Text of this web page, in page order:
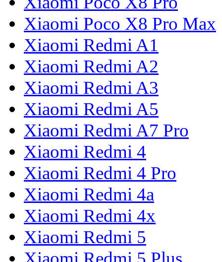
Xiaomi Poco X8 Pro Max
Xiaomi Redmi A1
Xiaomi Redmi A2
Xiaomi Redmi A3
Xiaomi Redmi A5
Xiaomi Redmi A7 Pro
Xiaomi Redmi 4
Xiaomi Redmi 4 Pro
Xiaomi Redmi 4a
Xiaomi Redmi 4x
Xiaomi Redmi 5